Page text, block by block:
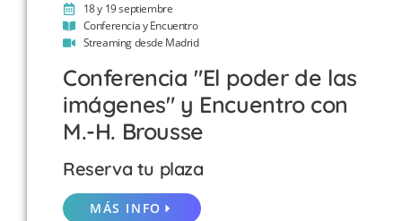
18 y 19 septiembre
Conferencia y Encuentro
Streaming desde Madrid
Conferencia "El poder de las
imágenes" y Encuentro con
M.-H. Brousse
Reserva tu plaza
MÁS INFO